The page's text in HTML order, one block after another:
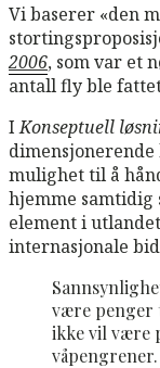
Vi baserer «den
2006, som var et
antall fly ble
IKonseptuell
mulighet til å
hjemme
element i
internasjonale
være penger
ikke vil være
våpengrener.